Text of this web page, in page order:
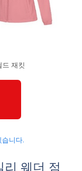
드 재킷
니다.
리 웨더 점